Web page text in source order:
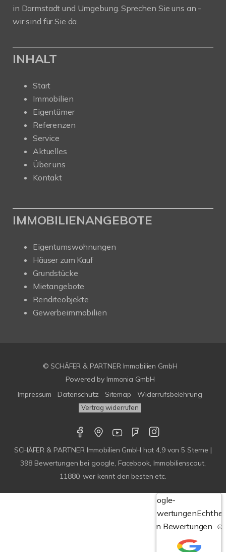
in Darmstadt und Umgebung. Sprechen Sie uns an -
wir sind für Sie da.
INHALT
Start
Immobilien
Eigentümer
Referenzen
Service
Aktuelles
Über uns
Kontakt
IMMOBILIENANGEBOTE
Eigentumswohnungen
Häuser zum Kauf
Grundstücke
Mietangebote
Renditeobjekte
Gewerbeimmobilien
© SCHÄFER & PARTNER Immobilien GmbH
Powered by Immonia GmbH
Impressum
Datenschutz Sitemap Widerrufsbelehrung
Vertrag widerrufen
SCHÄFER & PARTNER Immobilien GmbH hat4,9von5 Sterne |
398 Bewertungen bei google, Facebook, Immobilienscout,
11880, wer kennt den besten etc.
Google-
Bewertungen
von Bewertungen